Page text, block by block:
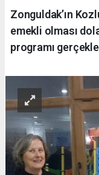
Zonguldak’ın
emekli olması
programı